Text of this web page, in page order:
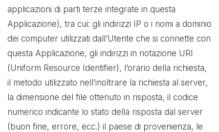
applicazioni di parti terze integrate in questa
Applicazione), tra cui: gli indirizzi IP o i nomi a dominio
dei computer utilizzati dall’Utente che si connette con
questa Applicazione, gli indirizzi in notazione URI
(Uniform Resource Identifier), l’orario della richiesta,
il metodo utilizzato nell’inoltrare la richiesta al server,
la dimensione del file ottenuto in risposta, il codice
numerico indicante lo stato della risposta dal server
(buon fine, errore, ecc.) il paese di provenienza, le